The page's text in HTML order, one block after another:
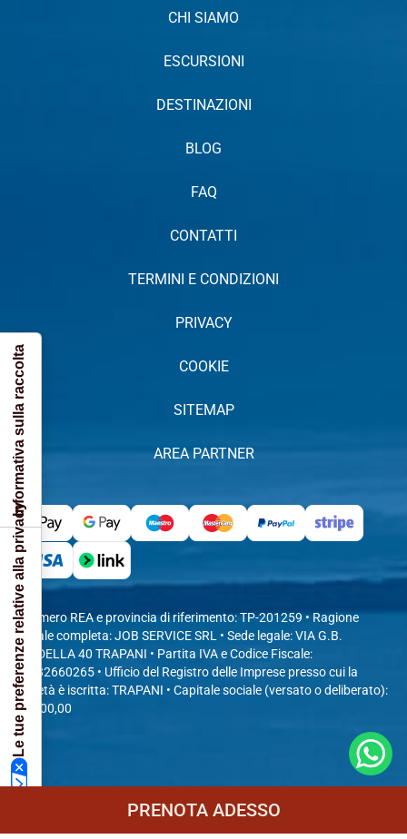
PRENOTA ADESSO
CHI SIAMO
ESCURSIONI
DESTINAZIONI
BLOG
FAQ
CONTATTI
TERMINI E CONDIZIONI
PRIVACY
COOKIE
SITEMAP
AREA PARTNER
• Numero REA e provincia di riferimento: TP-201259 • Ragione
sociale completa: JOB SERVICE SRL • Sede legale: VIA G.B.
FARDELLA 40 TRAPANI • Partita IVA e Codice Fiscale:
04482660265 • Ufficio del Registro delle Imprese presso cui la
società è iscritta: TRAPANI • Capitale sociale (versato o deliberato):
10.000,00
© 2026 - EGADI SEA LIFE - P.IVA04482660265 -
CONCEPT&DESIGN VITTORIO MARIA VECCHI
Le tue preferenze relative alla privacy
Informativa sulla raccolta